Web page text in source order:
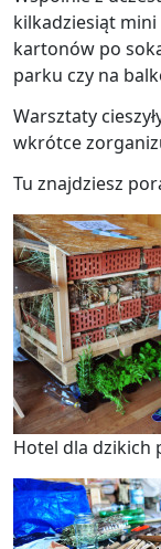
kilkadziesiąt
kartonów po
parku czy na
Warsztaty
wkrótce
Tu znajdziesz
Hotel dla dzikich